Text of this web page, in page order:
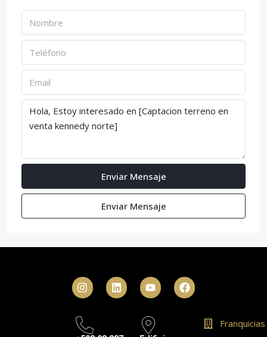
Enviar Mensaje
Enviar Mensaje
Franquicias